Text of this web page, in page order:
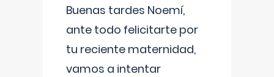
Buenas tardes Noemí,
ante todo felicitarte por
tu reciente maternidad,
vamos a intentar